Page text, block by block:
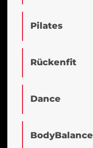
Pilates
Rückenfit
Dance
BodyBalance